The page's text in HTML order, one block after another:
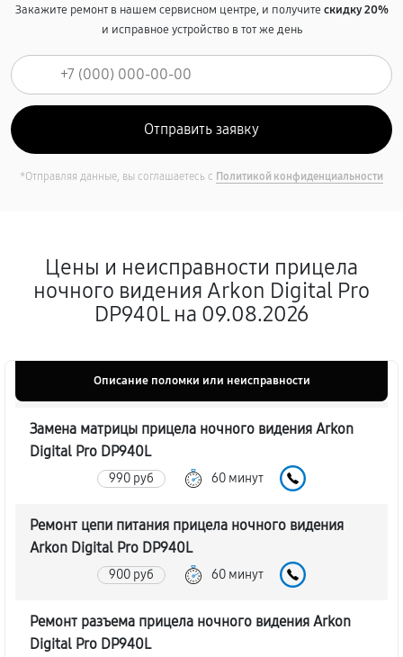
Закажите ремонт в нашем сервисном центре, и получитескидку 20%
и исправное устройство в тот же день
*Отправляя данные, вы соглашаетесь с Политикой конфиденциальности
Цены и неисправности прицела
ночного видения Arkon Digital Pro
DP940L на 09.08.2026
Описание поломки или неисправности
Замена матрицы прицела ночного видения Arkon
Digital Pro DP940L
990 руб 60 минут
Ремонт цепи питания прицела ночного видения
Arkon Digital Pro DP940L
900 руб 60 минут
Ремонт разъема прицела ночного видения Arkon
Digital Pro DP940L